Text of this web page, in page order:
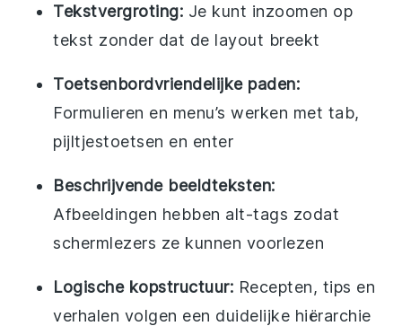
Tekstvergroting: Je kunt inzoomen op
tekst zonder dat de layout breekt
Toetsenbordvriendelijke paden:
Formulieren en menu’s werken met tab,
pijltjestoetsen en enter
Beschrijvende beeldteksten:
Afbeeldingen hebben alt-tags zodat
schermlezers ze kunnen voorlezen
Logische kopstructuur: Recepten, tips en
verhalen volgen een duidelijke hiërarchie